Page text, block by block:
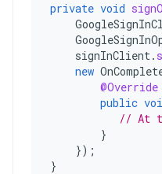
private void
signInClient.
new
@Override
public
// At
}
});
}